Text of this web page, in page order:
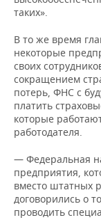
таких».
В то же время
некоторые
своих
сокращением
потерь, ФНС с
платить
которые
работодателя.
— Федеральная
предприятия,
вместо штатных
договорились о
проводить